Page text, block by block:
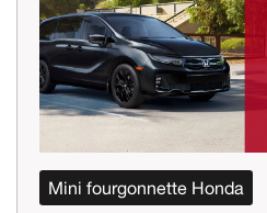
Mini fourgonnette Honda